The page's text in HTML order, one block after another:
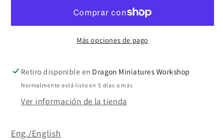
Bust
Más opciones de pago
Retiro disponible en Dragon Miniatures Workshop
Normalmente está listo en 5 días o más
Ver información de la tienda
Eng./English